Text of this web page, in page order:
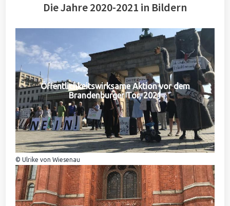
Die Jahre 2020-2021 in Bildern
Öffentlichkeitswirksame Aktion vor dem
Brandenburger Tor, 2021
© Ulrike von Wiesenau